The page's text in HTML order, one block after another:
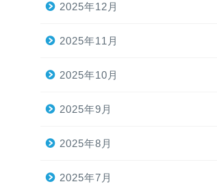
2025年12月
2025年11月
2025年10月
2025年9月
2025年8月
2025年7月